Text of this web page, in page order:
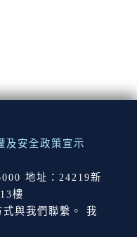
及安全政策宣示
地址：24219新
樓
與我們聯繫。 我